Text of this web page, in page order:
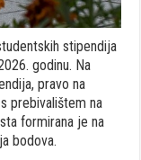
stipendija
godinu. Na
pravo na
prebivalištem na
formirana je na
bodova.